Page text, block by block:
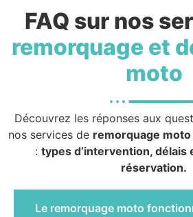
FAQ sur nos
remorquage et
moto
Découvrez les réponses aux
nos services de remorquage moto
: types d’intervention, délais
réservation.
Le remorquage moto